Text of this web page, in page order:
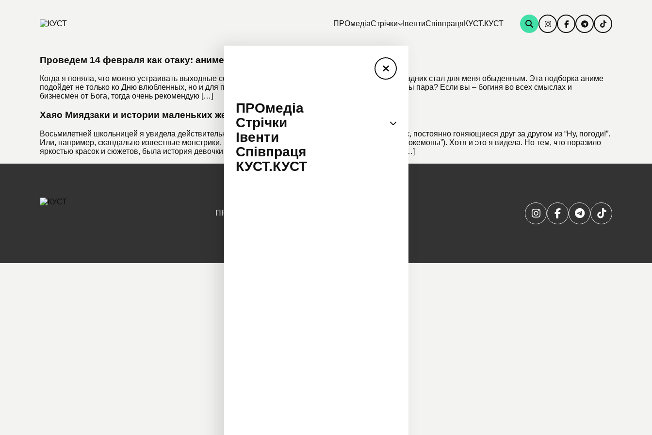
ПРОмедіаСтрічки ІвентиСпівпрацяКУСТ.КУСТ
ПРОмедіа
Стрічки
Івенти
Співпраця
КУСТ.КУСТ
Проведем 14 февраля как отаку: аниме для влюбленных
Когда я поняла, что можно устраивать выходные со своей половинкой в любой день недели, этот праздник стал для меня обыденным. Эта подборка аниме
подойдет не только ко Дню влюбленных, но и для посиделок в любой другой день. Подумайте, какая вы пара? Если вы – богиня во всех смыслах и
бизнесмен от Бога, тогда очень рекомендую […]
Хаяо Миядзаки и истории маленьких женщин Японии
Восьмилетней школьницей я увидела действительно интересный “мультик”. И это не были заяц и волк, постоянно гоняющиеся друг за другом из “Ну, погоди!”.
Или, например, скандально известные монстрики, которые появляются из красно-белых шариков (“Покемоны”). Хотя и это я видела. Но тем, что поразило
яркостью красок и сюжетов, была история девочки Тихиро, которая должна спасти своих родителей […]
ПРОмедіа